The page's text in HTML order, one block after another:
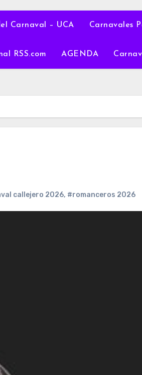
Carnaval – UCA Carnavales
RSS.com AGENDA
callejero 2026, #romanceros 2026